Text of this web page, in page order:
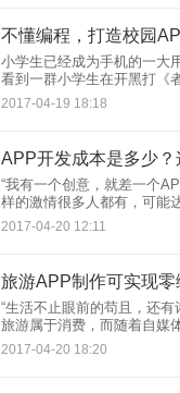
小学生已经成为手机的一大
看到一群小学生在开黑打《
在我们还在考虑玩手机会不
时候，广东省作为国内中学
2017-04-19 18:18
“我有一个创意，就差一个
样的激情很多人都有，可能
试总可以吧。那么接下来的
试”要花多少钱呢？如果你去
2017-04-20 12:11
“生活不止眼前的苟且，还有
旅游属于消费，而随着自媒
为一种职业。用自己的角度
原真实的生活，所见、所感
2017-04-20 18:20